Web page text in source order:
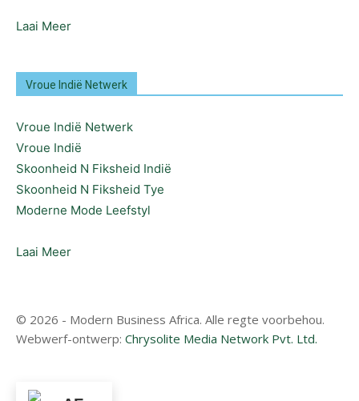
Laai Meer
Vroue Indië Netwerk
Vroue Indië Netwerk
Vroue Indië
Skoonheid N Fiksheid Indië
Skoonheid N Fiksheid Tye
Moderne Mode Leefstyl
Laai Meer
© 2026 - Modern Business Africa. Alle regte voorbehou.
Webwerf-ontwerp: Chrysolite Media Network Pvt. Ltd.